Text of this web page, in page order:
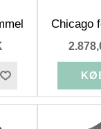
Chicago